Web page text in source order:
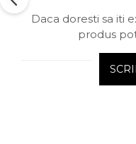
Daca doresti sa iti
produs